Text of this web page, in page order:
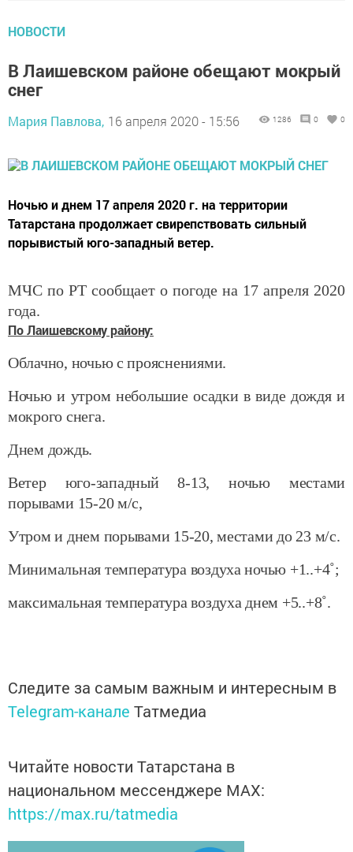
НОВОСТИ
В Лаишевском районе обещают мокрый
снег
Мария Павлова, 16 апреля 2020 - 15:56 1286 0 0
Ночью и днем 17 апреля 2020 г. на территории
Татарстана продолжает свирепствовать сильный
порывистый юго-западный ветер.
МЧС по РТ сообщает о погоде на 17 апреля 2020
года.
ПоЛаишевскому району:
Облачно, ночью с прояснениями.
Ночью и утром небольшие осадки в виде дождя и
мокрого снега.
Днем дождь.
Ветер юго-западный 8-13, ночью местами
порывами 15-20 м/с,
Утром и днем порывами 15-20, местами до 23 м/с.
Минимальная температура воздуха ночью +1..+4˚;
максимальная температура воздуха днем +5..+8˚.
Следите за самым важным и интересным в
Telegram-канале Татмедиа
Читайте новости Татарстана в
национальном мессенджере MАХ:
https://max.ru/tatmedia